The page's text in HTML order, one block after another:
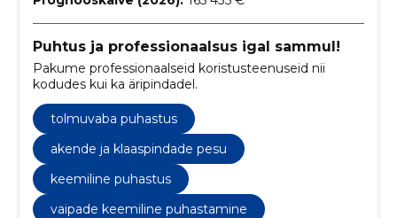
Puhtus ja professionaalsus igal sammul!
Pakume professionaalseid koristusteenuseid nii
kodudes kui ka äripindadel.
tolmuvaba puhastus
akende ja klaaspindade pesu
keemiline puhastus
vaipade keemiline puhastamine